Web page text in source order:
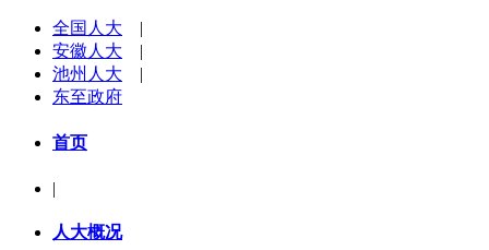
全国人大 |
安徽人大 |
池州人大 |
东至政府
首页
|
人大概况